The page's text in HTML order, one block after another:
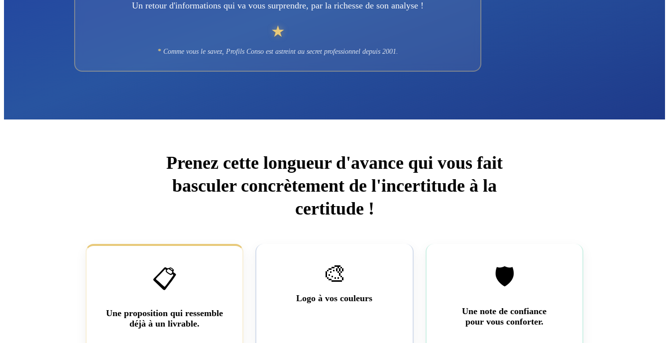
Un retour d'informations qui va vous surprendre, par la richesse de son analyse !
★
*Comme vous le savez, Profils Conso est astreint au secret professionnel depuis 2001.
Prenez cette longueur d'avance qui vous fait
basculer concrètement de l'incertitude à la
certitude !
📋
Une proposition qui ressemble
déjà à un livrable.
🎨
Logo à vos couleurs
🛡️
Une note de confiance
pour vous conforter.